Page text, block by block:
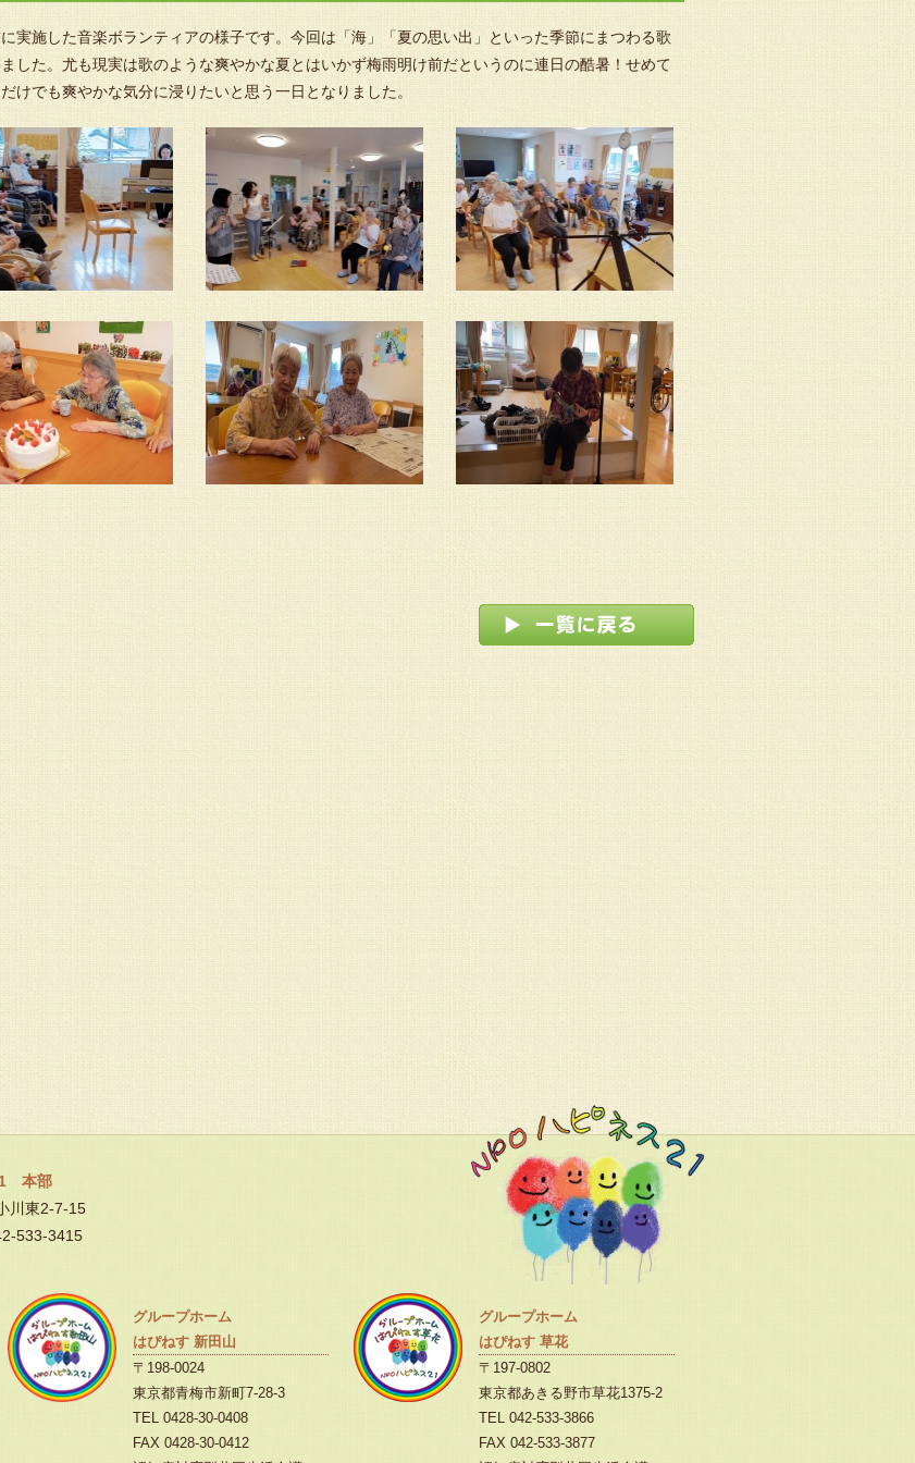
実施した音楽ボランティアの様子です。今回は「海」「夏の思い出」といった季節にまつわる歌
した。尤も現実は歌のような爽やかな夏とはいかず梅雨明け前だというのに連日の酷暑！せめて
けでも爽やかな気分に浸りたいと思う一日となりました。
本部
川東2-7-15
533-3415
グループホーム
はぴねす 新田山
〒198-0024
東京都青梅市新町7-28-3
TEL 0428-30-0408
FAX 0428-30-0412
グループホーム
はぴねす 草花
〒197-0802
東京都あきる野市草花1375-2
TEL 042-533-3866
FAX 042-533-3877